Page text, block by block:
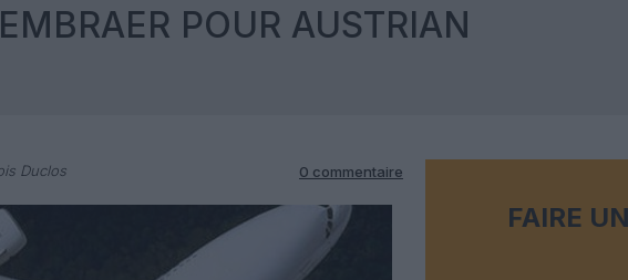
POUR AUSTRIAN
Duclos 0 commentaire
FAIRE